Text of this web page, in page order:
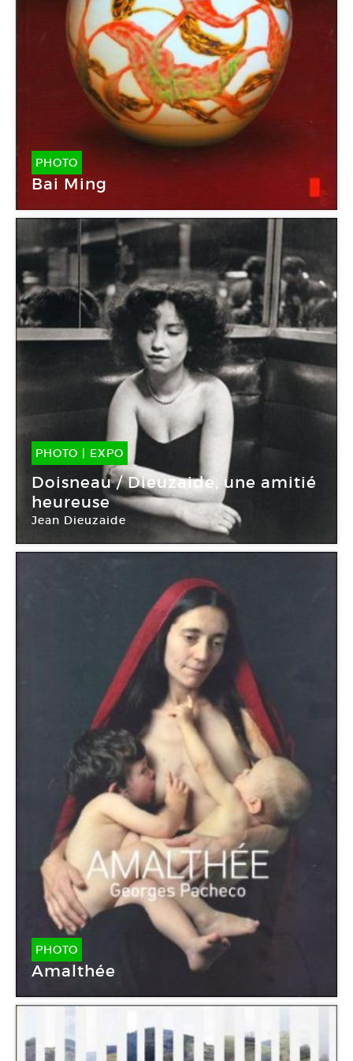
PHOTO
Bai Ming
PHOTO EXPO
11 Sep -02 Nov 2014
Doisneau / Dieuzaide, une amitié
heureuse
Jean Dieuzaide
Galerie Le Château d’eau
PHOTO
Amalthée